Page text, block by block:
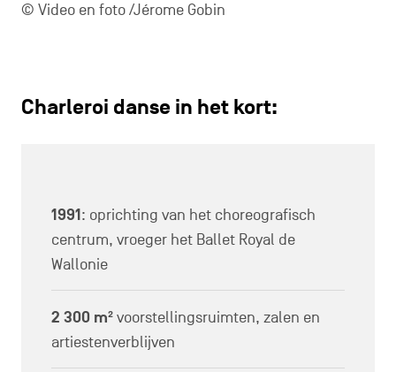
© Video en foto /Jérome Gobin
Charleroi danse in het kort:
1991: oprichting van het choreografisch
centrum, vroeger het Ballet Royal de
Wallonie
2 300 m²voorstellingsruimten, zalen en
artiestenverblijven